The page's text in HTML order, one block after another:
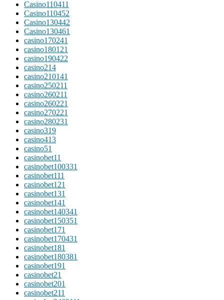
Casino110411
Casino110452
Casino130442
Casino130461
casino170241
casino180121
casino190422
casino214
casino210141
casino250211
casino260211
casino260221
casino270221
casino280231
casino319
casino413
casino51
casinobet11
casinobet100331
casinobet111
casinobet121
casinobet131
casinobet141
casinobet140341
casinobet150351
casinobet171
casinobet170431
casinobet181
casinobet180381
casinobet191
casinobet21
casinobet201
casinobet211